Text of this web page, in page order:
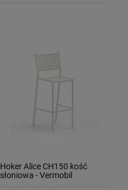
Hoker Alice CH150 kość
słoniowa - Vermobil